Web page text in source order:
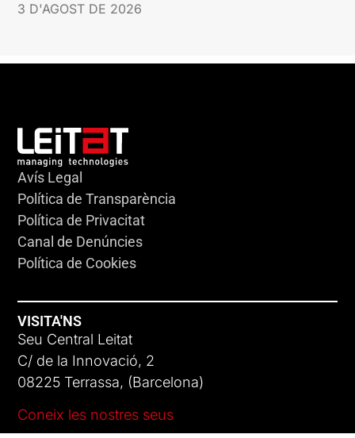
3 D'AGOST DE 2026
Avís Legal
Política de Transparència
Política de Privacitat
Canal de Denúncies
Política de Cookies
VISITA'NS
Seu Central Leitat
C/ de la Innovació, 2
08225 Terrassa, (Barcelona)
Coneix les nostres seus